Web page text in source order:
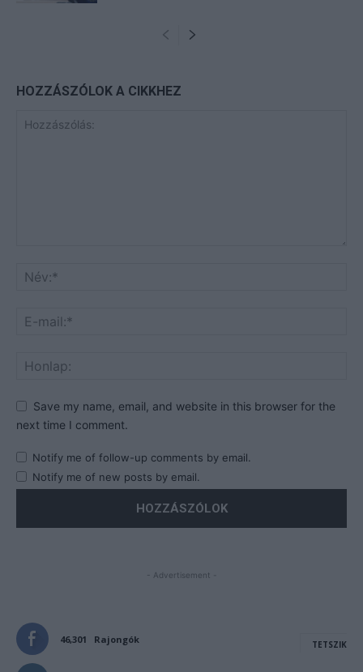
HOZZÁSZÓLOK A CIKKHEZ
Save my name, email, and website in this browser for the
next time I comment.
Notify me of follow-up comments by email.
Notify me of new posts by email.
- Advertisement -
46,301 Rajongók TETSZIK